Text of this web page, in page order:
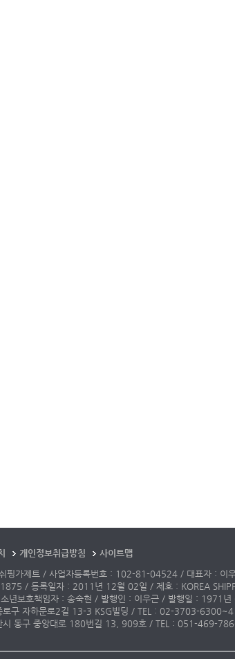
개인정보취급방침
사이트맵
핑가제트 / 사업자등록번호 : 102-81-04524 / 대표자 : 이
/ 등록일자 : 2011년 12월 02일 / 제호 : KOREA
년보호책임자 : 송숙현 / 발행인 : 이우근 / 발행일 : 1971년
로구 자하문로2길 13-3 KSG빌딩 / TEL : 02-3703-
시 동구 중앙대로 180번길 13, 909호 / TEL : 051-469-